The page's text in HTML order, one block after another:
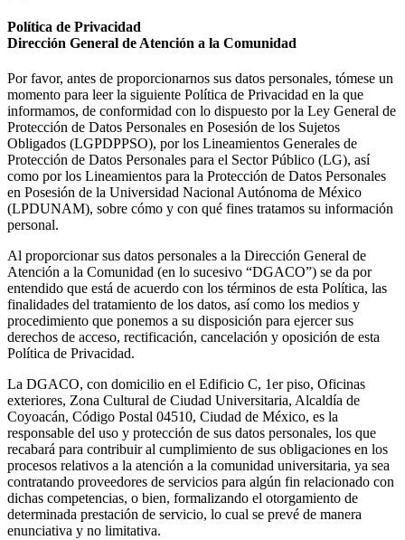
Política de Privacidad
Dirección General de Atención a la Comunidad
Por favor, antes de proporcionarnos sus datos personales, tómese un
momento para leer la siguiente Política de Privacidad en la que
informamos, de conformidad con lo dispuesto por la Ley General de
Protección de Datos Personales en Posesión de los Sujetos
Obligados (LGPDPPSO), por los Lineamientos Generales de
Protección de Datos Personales para el Sector Público (LG), así
como por los Lineamientos para la Protección de Datos Personales
en Posesión de la Universidad Nacional Autónoma de México
(LPDUNAM), sobre cómo y con qué fines tratamos su información
personal.
Al proporcionar sus datos personales a la Dirección General de
Atención a la Comunidad (en lo sucesivo “DGACO”) se da por
entendido que está de acuerdo con los términos de esta Política, las
finalidades del tratamiento de los datos, así como los medios y
procedimiento que ponemos a su disposición para ejercer sus
derechos de acceso, rectificación, cancelación y oposición de esta
Política de Privacidad.
La DGACO, con domicilio en el Edificio C, 1er piso, Oficinas
exteriores, Zona Cultural de Ciudad Universitaria, Alcaldía de
Coyoacán, Código Postal 04510, Ciudad de México, es la
responsable del uso y protección de sus datos personales, los que
recabará para contribuir al cumplimiento de sus obligaciones en los
procesos relativos a la atención a la comunidad universitaria, ya sea
contratando proveedores de servicios para algún fin relacionado con
dichas competencias, o bien, formalizando el otorgamiento de
determinada prestación de servicio, lo cual se prevé de manera
enunciativa y no limitativa.